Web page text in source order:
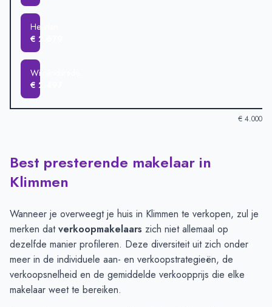
Heerlen
€ 2.679
Wijnandsrade
€ 2.497
€ 4.000
Verkoopprijzen in andere plaatsen per m2-Afgelopen 3
Voerendaal
€ 3.725
Ransdaal
€ 3.687
Schimmert
€ 3.481
Hulsberg
Heerlen
€ 2.679
Wijnandsrade
€ 2.497
Best presterende makelaar in
Klimmen
Wanneer je overweegt je huis in Klimmen te verkopen, zul je
merken datverkoopmakelaars zich niet allemaal op
dezelfde manier profileren. Deze diversiteit uit zich onder
meer in de individuele aan- en verkoopstrategieën, de
verkoopsnelheid en de gemiddelde verkoopprijs die elke
makelaar weet te bereiken.